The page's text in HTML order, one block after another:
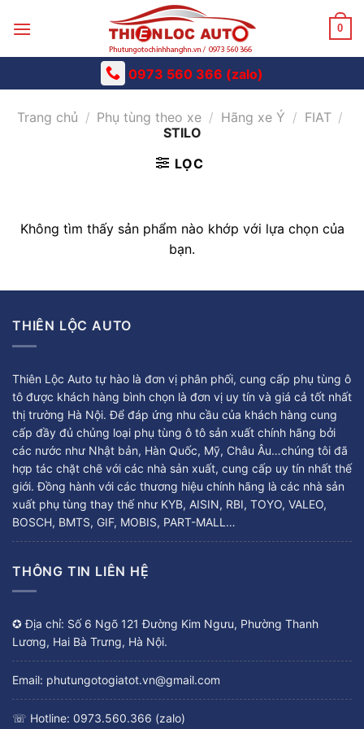
0
0973 560 366 (zalo)
Trang chủ / Phụ tùng theo xe / Hãng xe Ý / FIAT /
STILO
LỌC
Không tìm thấy sản phẩm nào khớp với lựa chọn của
bạn.
THIÊN LỘC AUTO
Thiên Lộc Auto tự hào là đơn vị phân phối, cung cấp phụ tùng ô
tô được khách hàng bình chọn là đơn vị uy tín và giá cả tốt nhất
thị trường Hà Nội. Để đáp ứng nhu cầu của khách hàng cung
cấp đầy đủ chủng loại phụ tùng ô tô sản xuất chính hãng bởi
các nước như Nhật bản, Hàn Quốc, Mỹ, Châu Âu…chúng tôi đã
hợp tác chặt chẽ với các nhà sản xuất, cung cấp uy tín nhất thế
giới. Đồng hành với các thương hiệu chính hãng là các nhà sản
xuất phụ tùng thay thế như KYB, AISIN, RBI, TOYO, VALEO,
BOSCH, BMTS, GIF, MOBIS, PART-MALL…
THÔNG TIN LIÊN HỆ
✪ Địa chỉ: Số 6 Ngõ 121 Đường Kim Ngưu, Phường Thanh
Lương, Hai Bà Trưng, Hà Nội.
Email: phutungotogiatot.vn@gmail.com
☏ Hotline: 0973.560.366 (zalo)